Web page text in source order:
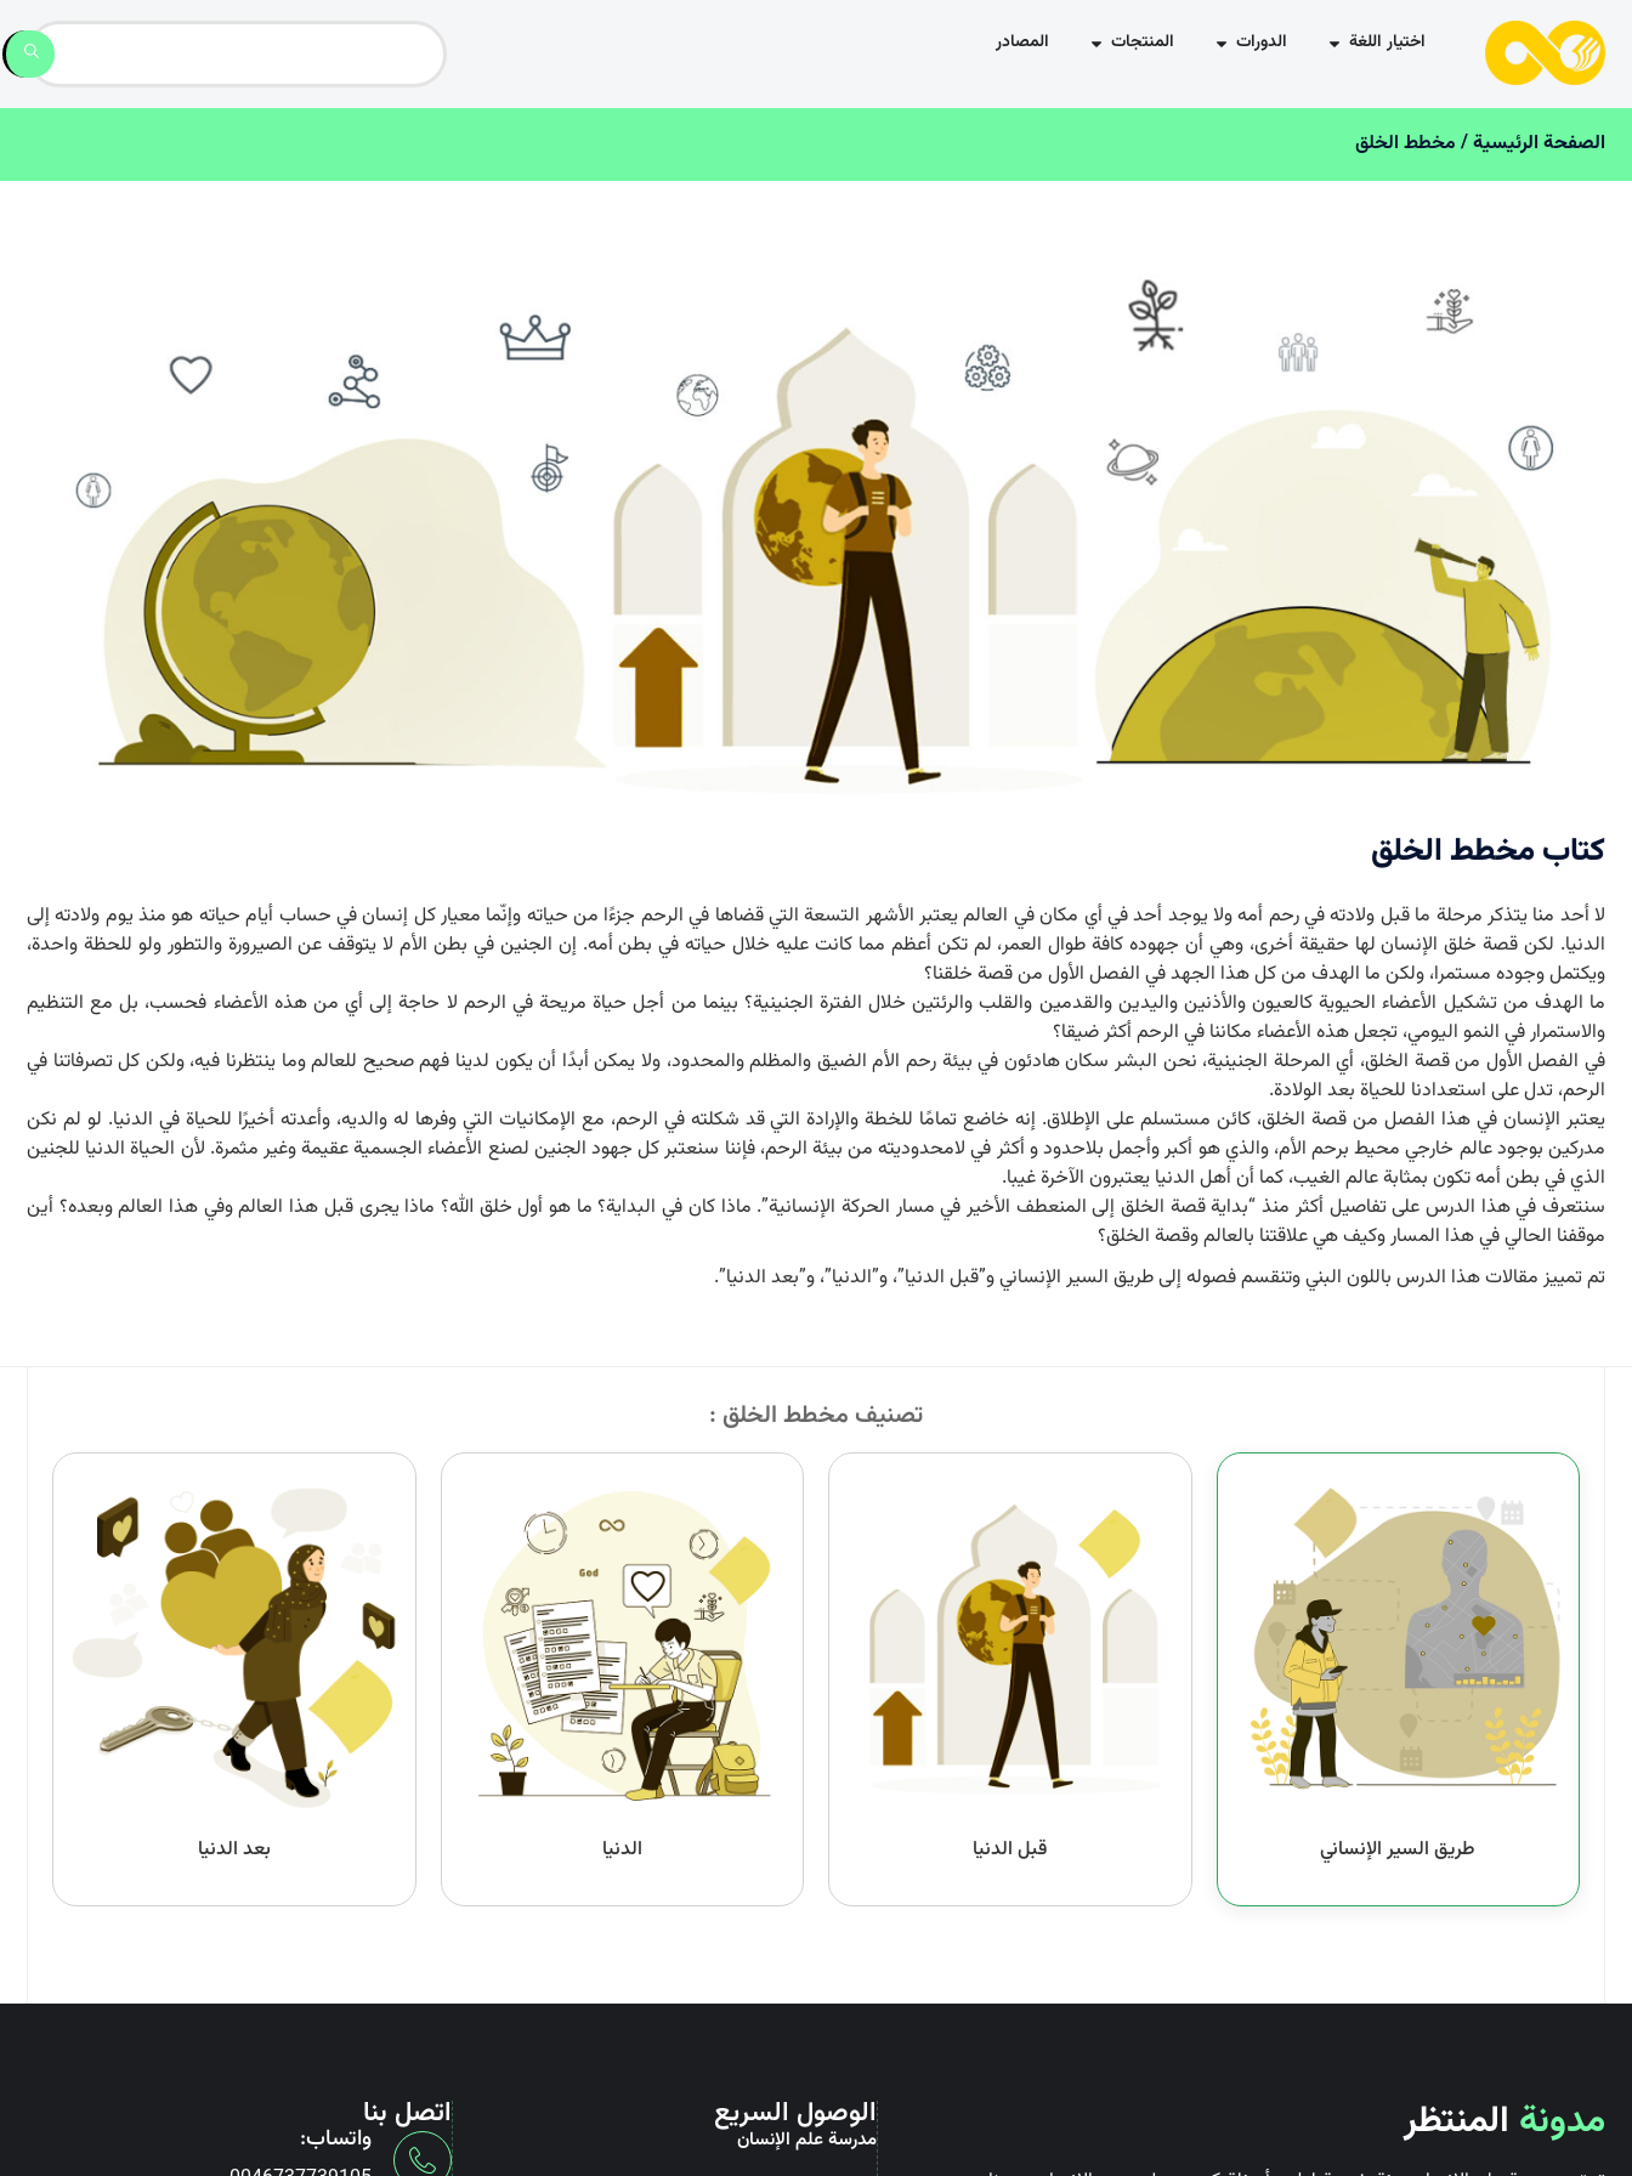
اختيار اللغة الدورات المنتجات المصادر
الصفحة الرئیسیة/ مخطط الخلق
کتاب مخطط الخلق
لا أحد منا يتذكر مرحلة ما قبل ولادته في رحم أمه ولا يوجد أحد في أي مكان في العالم يعتبر الأشهر التسعة التي قضاها في الرحم جزءًا من حياته وإنّما معيار كل إنسان في حساب أيام حياته هو منذ يوم ولادته إلى
الدنيا. لكن قصة خلق الإنسان لها حقيقة أخرى، وهي أن جهوده كافة طوال العمر، لم تكن أعظم مما كانت عليه خلال حياته في بطن أمه. إن الجنين في بطن الأم لا يتوقف عن الصيرورة والتطور ولو للحظة واحدة،
ويكتمل وجوده مستمرا، ولكن ما الهدف من كل هذا الجهد في الفصل الأول من قصة خلقنا؟
ما الهدف من تشكيل الأعضاء الحيوية كالعيون والأذنين واليدين والقدمين والقلب والرئتين خلال الفترة الجنينية؟ بينما من أجل حياة مريحة في الرحم لا حاجة إلى أي من هذه الأعضاء فحسب، بل مع التنظيم
والاستمرار في النمو اليومي، تجعل هذه الأعضاء مكاننا في الرحم أكثر ضيقا؟
في الفصل الأول من قصة الخلق، أي المرحلة الجنينية، نحن البشر سكان هادئون في بيئة رحم الأم الضيق والمظلم والمحدود، ولا يمكن أبدًا أن يكون لدينا فهم صحيح للعالم وما ينتظرنا فيه، ولكن كل تصرفاتنا في
الرحم، تدل على استعدادنا للحياة بعد الولادة.
يعتبر الإنسان في هذا الفصل من قصة الخلق، كائن مستسلم على الإطلاق. إنه خاضع تمامًا للخطة والإرادة التي قد شكلته في الرحم، مع الإمکانیات التي وفرها له والدیه، وأعدته أخيرًا للحياة في الدنيا. لو لم نكن
مدركين بوجود عالم خارجي محيط برحم الأم، والذي هو أكبر وأجمل بلاحدود و أكثر في لامحدوديته من بيئة الرحم، فإننا سنعتبر كل جهود الجنين لصنع الأعضاء الجسمية عقيمة وغير مثمرة. لأن الحياة الدنيا للجنين
الذي في بطن أمه تكون بمثابة عالم الغيب، كما أن أهل الدنيا يعتبرون الآخرة غيبا.
سنتعرف في هذا الدرس على تفاصيل أكثر منذ “بداية قصة الخلق إلى المنعطف الأخير في مسار الحركة الإنسانية”. ماذا كان في البداية؟ ما هو أول خلق الله؟ ماذا یجری قبل هذا العالم وفي هذا العالم وبعده؟ أين
موقفنا الحالي في هذا المسار وكيف هي علاقتنا بالعالم وقصة الخلق؟
تم تمييز مقالات هذا الدرس باللون البني وتنقسم فصوله إلى طريق السير الإنساني و”قبل الدنيا”، و”الدنيا”، و”بعد الدنيا”.
تصنیف مخطط الخلق :
طريق السير الإنساني قبل الدنيا الدنيا بعد الدنيا
مدونة المنتظر الوصول السريع
مدرسة علم الإنسان
اتصل بنا
واتساب: